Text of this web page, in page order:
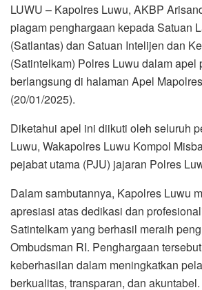
LUWU – Kapolres Luwu, AKBP
piagam penghargaan kepada Satuan
(Satlantas) dan Satuan Intelijen dan
(Satintelkam) Polres Luwu dalam apel
berlangsung di halaman Apel
(20/01/2025).
Diketahui apel ini diikuti oleh seluruh
Luwu, Wakapolres Luwu Kompol
pejabat utama (PJU) jajaran Polres
Dalam sambutannya, Kapolres Luwu
apresiasi atas dedikasi dan
Satintelkam yang berhasil meraih
Ombudsman RI. Penghargaan
keberhasilan dalam meningkatkan
berkualitas, transparan, dan akuntabel.